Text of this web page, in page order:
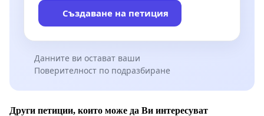
Създаване на петиция
Данните ви остават ваши
Поверителност по подразбиране
Други петиции, които може да Ви интересуват